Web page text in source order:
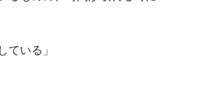
ている」